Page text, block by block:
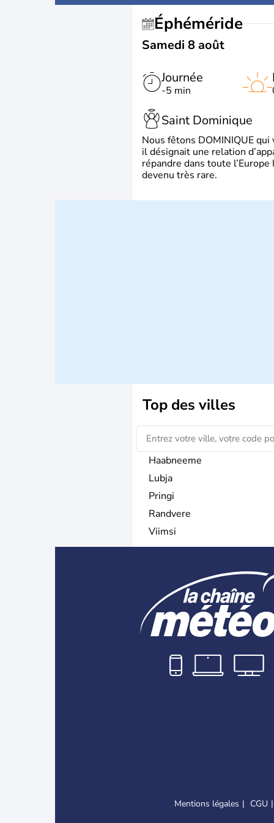
Éphéméride
Samedi 8 août
Journée
-5 min
Saint Dominique
Nous fêtons DOMINIQUE
il désignait une relation
répandre dans toute
devenu très rare.
Top des villes
Haabneeme
Lubja
Pringi
Randvere
Viimsi
Mentions légales CGU